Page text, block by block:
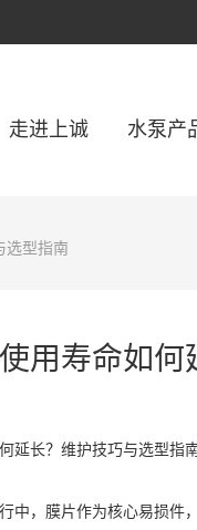
走进上诚 水泵产
选型指南
用寿命如
延长？维护技巧与选型指
中，膜片作为核心易损件